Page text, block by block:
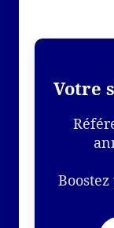
Votre